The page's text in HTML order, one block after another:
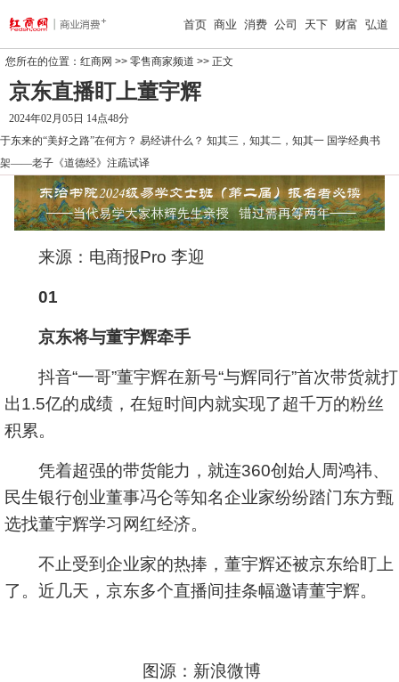
首页 商业 消费 公司 天下 财富 弘道
您所在的位置： 红商网 >> 零售商家频道 >> 正文
京东直播盯上董宇辉
2024年02月05日 14点48分
于东来的“美好之路”在何方？ 易经讲什么？ 知其三，知其二，知其一 国学经典书
架——老子《道德经》注疏试译
来源：电商报Pro 李迎
01
京东将与董宇辉牵手
抖音“一哥”董宇辉在新号“与辉同行”首次带货就打
出1.5亿的成绩，在短时间内就实现了超千万的粉丝
积累。
凭着超强的带货能力，就连360创始人周鸿祎、
民生银行创业董事冯仑等知名企业家纷纷踏门东方甄
选找董宇辉学习网红经济。
不止受到企业家的热捧，董宇辉还被京东给盯上
了。近几天，京东多个直播间挂条幅邀请董宇辉。
图源：新浪微博